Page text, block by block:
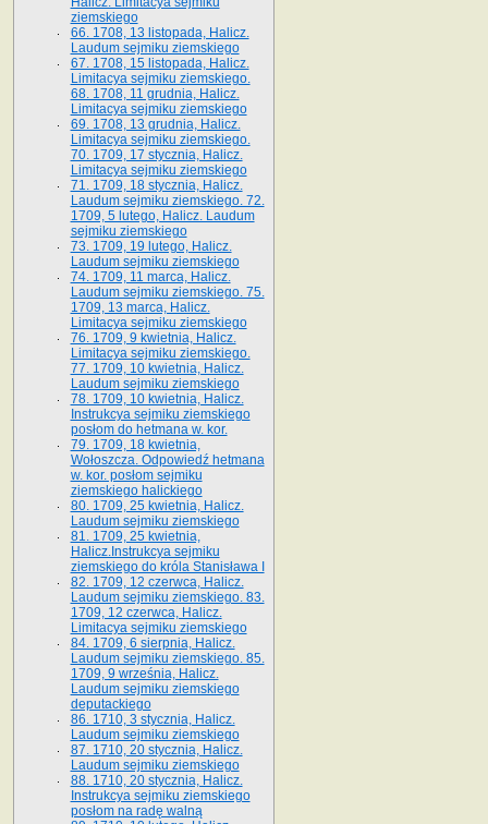
ziemskiego
66. 1708, 13 listopada, Halicz.
Laudum sejmiku ziemskiego
67. 1708, 15 listopada, Halicz.
Limitacya sejmiku ziemskiego.
68. 1708, 11 grudnia, Halicz.
Limitacya sejmiku ziemskiego
69. 1708, 13 grudnia, Halicz.
Limitacya sejmiku ziemskiego.
70. 1709, 17 stycznia, Halicz.
Limitacya sejmiku ziemskiego
71. 1709, 18 stycznia, Halicz.
Laudum sejmiku ziemskiego. 72.
1709, 5 lutego, Halicz. Laudum
sejmiku ziemskiego
73. 1709, 19 lutego, Halicz.
Laudum sejmiku ziemskiego
74. 1709, 11 marca, Halicz.
Laudum sejmiku ziemskiego. 75.
1709, 13 marca, Halicz.
Limitacya sejmiku ziemskiego
76. 1709, 9 kwietnia, Halicz.
Limitacya sejmiku ziemskiego.
77. 1709, 10 kwietnia, Halicz.
Laudum sejmiku ziemskiego
78. 1709, 10 kwietnia, Halicz.
Instrukcya sejmiku ziemskiego
posłom do hetmana w. kor.
79. 1709, 18 kwietnia,
Wołoszcza. Odpowiedź hetmana
w. kor. posłom sejmiku
ziemskiego halickiego
80. 1709, 25 kwietnia, Halicz.
Laudum sejmiku ziemskiego
81. 1709, 25 kwietnia,
Halicz.Instrukcya sejmiku
ziemskiego do króla Stanisława I
82. 1709, 12 czerwca, Halicz.
Laudum sejmiku ziemskiego. 83.
1709, 12 czerwca, Halicz.
Limitacya sejmiku ziemskiego
84. 1709, 6 sierpnia, Halicz.
Laudum sejmiku ziemskiego. 85.
1709, 9 września, Halicz.
Laudum sejmiku ziemskiego
deputackiego
86. 1710, 3 stycznia, Halicz.
Laudum sejmiku ziemskiego
87. 1710, 20 stycznia, Halicz.
Laudum sejmiku ziemskiego
88. 1710, 20 stycznia, Halicz.
Instrukcya sejmiku ziemskiego
posłom na radę walną